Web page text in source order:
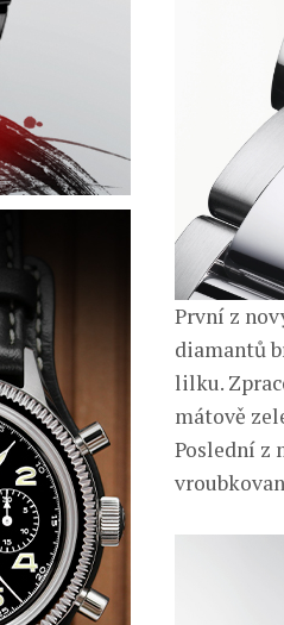
První z
diamantů
lilku.
mátově
Poslední z